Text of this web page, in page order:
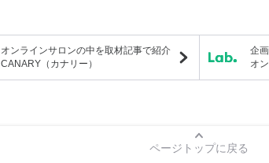
オンラインサロンの中を取材記事で紹介
CANARY（カナリー）
企
オ
ページトップに戻る